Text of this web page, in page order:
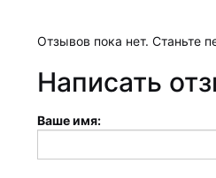
Отзывов пока нет. Станьте
Написать
Ваше имя: